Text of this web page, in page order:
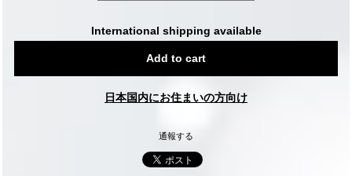
International shipping available
Add to cart
日本国内にお住まいの方向け
通報する